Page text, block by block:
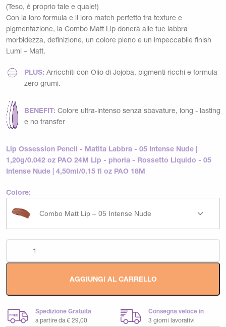
(Teso, è proprio tale e quale!)
Con la loro formula e il loro match perfetto tra texture e
pigmentazione, la Combo Matt Lip donerà alle tue labbra
morbidezza, definizione, un colore pieno e un impeccabile finish
Lumi – Matt.
PLUS: Arricchiti con Olio di Jojoba, pigmenti ricchi e formula
zero grumi.
BENEFIT: Colore ultra-intenso senza sbavature, long - lasting
e no transfer
Lip Ossession Pencil - Matita Labbra - 05 Intense Nude |
1,20g/0.042 oz PAO 24M Lip - phoria - Rossetto Liquido - 05
Intense Nude | 4,50ml/0.15 fl oz PAO 18M
Colore:
Combo Matt Lip – 05 Intense Nude
AGGIUNGI AL CARRELLO
Spedizione Gratuita
a partire da € 29,00
Consegna veloce in
3 giorni lavorativi